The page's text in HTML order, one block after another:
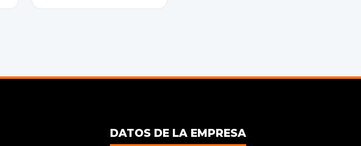
DATOS DE LA EMPRESA